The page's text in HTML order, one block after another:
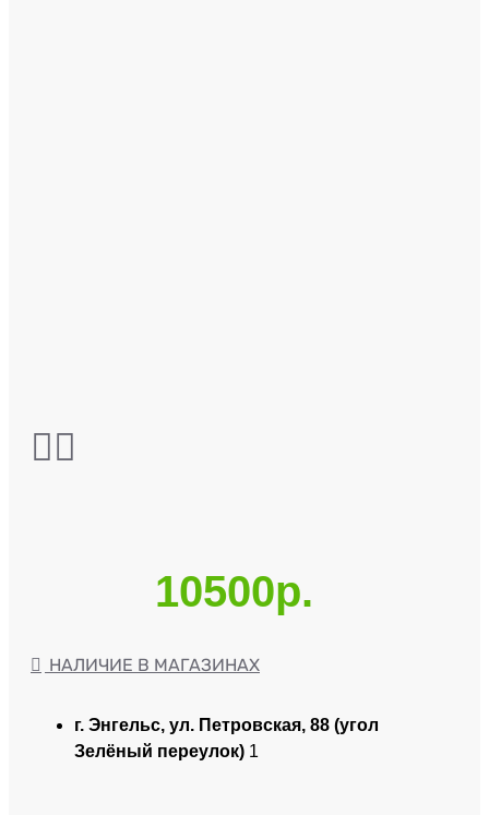
10500р.
НАЛИЧИЕ В МАГАЗИНАХ
г. Энгельс, ул. Петровская, 88 (угол
Зелёный переулок) 1